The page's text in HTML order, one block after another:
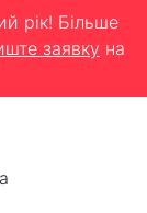
рік! Більше
заявку на